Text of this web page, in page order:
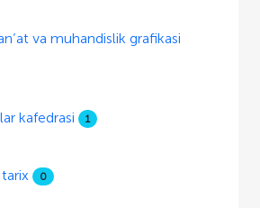
va muhandislik grafikasi
kafedrasi 1
0